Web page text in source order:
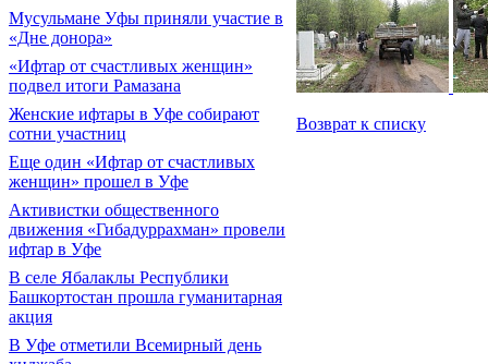
Мусульмане Уфы приняли участие в
«Дне донора»
«Ифтар от счастливых женщин»
подвел итоги Рамазана
Женские ифтары в Уфе собирают
сотни участниц
Еще один «Ифтар от счастливых
женщин» прошел в Уфе
Активистки общественного
движения «Гибадуррахман» провели
ифтар в Уфе
В селе Ябалаклы Республики
Башкортостан прошла гуманитарная
акция
В Уфе отметили Всемирный день
Возврат к списку